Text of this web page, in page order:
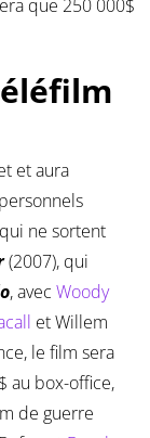
que 250 000$
et aura
ne sortent
(2007), qui
, avec Woody
et Willem
le film sera
au box-office,
de guerre